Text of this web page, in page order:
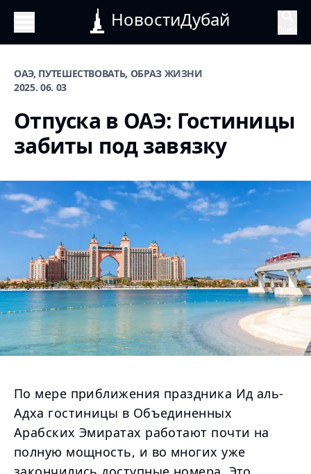
НовостиДубай
ОАЭ, ПУТЕШЕСТВОВАТЬ, ОБРАЗ ЖИЗНИ
2025. 06. 03
Отпуска в ОАЭ: Гостиницы
забиты под завязку
По мере приближения праздника Ид аль-
Адха гостиницы в Объединенных
Арабских Эмиратах работают почти на
полную мощность, и во многих уже